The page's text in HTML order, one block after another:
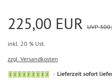
225,00 EUR UVP
inkl. 20 % Ust.
zzgl. Versandkosten
Lieferzeit sofort